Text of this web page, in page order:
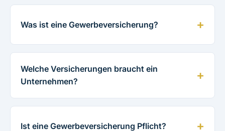
Was ist eine Gewerbeversicherung?
Welche Versicherungen braucht ein
Unternehmen?
Ist eine Gewerbeversicherung Pflicht?